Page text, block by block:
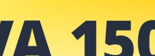
zboží
fotografie
New Adult
Ostatní